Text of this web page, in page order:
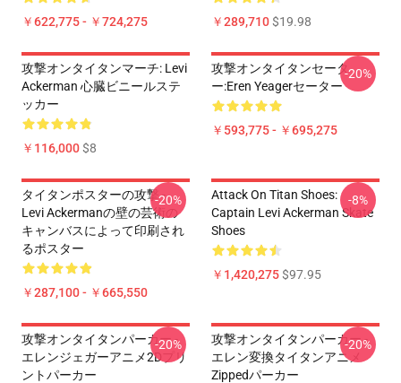
￥622,775 - ￥724,275 ￥289,710$19.98
攻撃オンタイタンマーチ: Levi
Ackerman 心臓ビニールステ
ッカー
￥116,000$8
攻撃オンタイタンセータ
ー:Eren Yeagerセーター
￥593,775 - ￥695,275
-20%
タイタンポスターの攻撃 -
Levi Ackermanの壁の芸術の
キャンバスによって印刷され
るポスター
￥287,100 - ￥665,550
-20%
Attack On Titan Shoes:
Captain Levi Ackerman Skate
Shoes
￥1,420,275$97.95
-8%
攻撃オンタイタンパーカー -
エレンジェガーアニメ2Dプリ
ントパーカー
-20%
攻撃オンタイタンパーカー -
エレン変換タイタンアニメ
Zippedパーカー
-20%